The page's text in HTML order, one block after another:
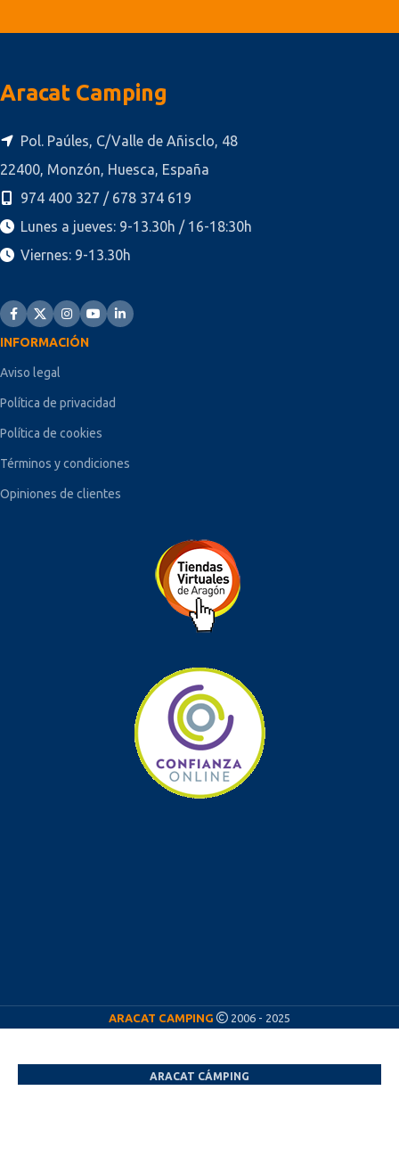
Aracat Camping
Pol. Paúles, C/Valle de Añisclo, 48
22400, Monzón, Huesca, España
974 400 327 / 678 374 619
Lunes a jueves: 9-13.30h / 16-18:30h
Viernes: 9-13.30h
INFORMACIÓN
Aviso legal
Política de privacidad
Política de cookies
Términos y condiciones
Opiniones de clientes
ARACAT CAMPING 2006 - 2025
ARACAT CÁMPING